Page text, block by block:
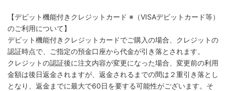
【デビット機能付きクレジットカード ※（VISAデビットカード等）
のご利用について】
デビット機能付きクレジットカードでご購入の場合、クレジットの
認証時点で、ご指定の預金口座から代金が引き落とされます。
クレジットの認証後に注文内容が変更になった場合、変更前の利用
金額は後日返金されますが、返金されるまでの間は２重引き落とし
となり、返金までに最大で60日を要する可能性がございます。そ